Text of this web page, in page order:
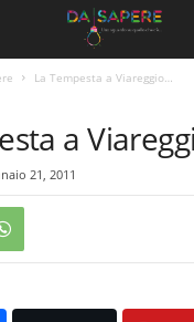
La Tempesta a Viareggio…
a
21, 2011